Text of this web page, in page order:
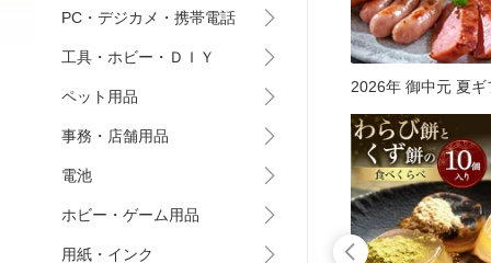
PC・デジカメ・携帯電話
工具・ホビー・ＤＩＹ
ペット用品
事務・店舗用品
電池
ホビー・ゲーム用品
用紙・インク
2026年 御中元 夏ギ